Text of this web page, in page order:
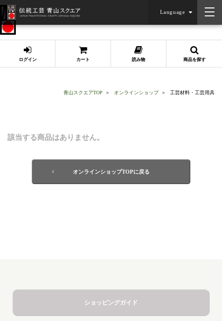
Language
ログイン カート 読み物 商品を探す
青山スクエアTOP オンラインショップ 工芸材料・工芸用具
該当する商品はありません。
オンラインショップTOPに戻る
ショッピングガイド